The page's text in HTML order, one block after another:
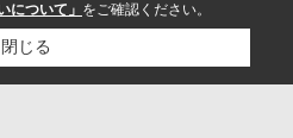
について」 をご確認ください。
閉じる